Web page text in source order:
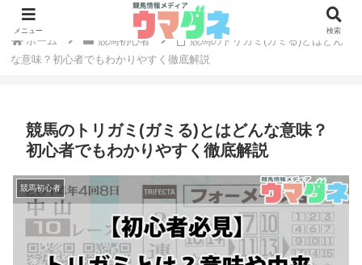
ホーム 競馬初心者
競馬のトリガミ(ガミる)とはどん
な意味？初心者でもわかりやすく徹底解説
競馬のトリガミ(ガミる)とはどんな意味？
初心者でもわかりやすく徹底解説
競馬初心者
メニュー 検索